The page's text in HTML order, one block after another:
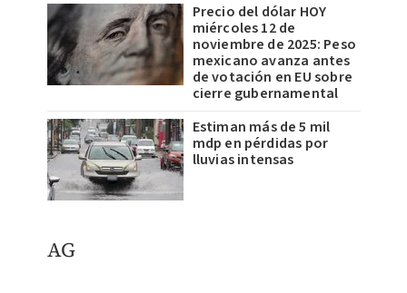
Precio del dólar HOY
miércoles 12 de
noviembre de 2025: Peso
mexicano avanza antes
de votación en EU sobre
cierre gubernamental
Estiman más de 5 mil
mdp en pérdidas por
lluvias intensas
AG